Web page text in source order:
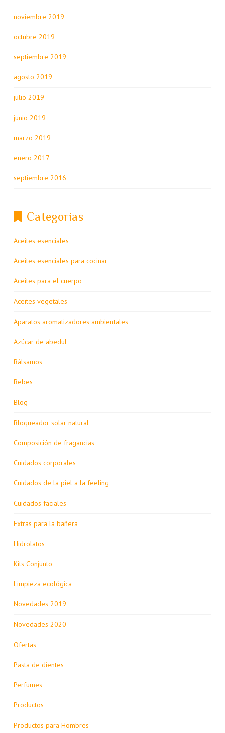
noviembre 2019
octubre 2019
septiembre 2019
agosto 2019
julio 2019
junio 2019
marzo 2019
enero 2017
septiembre 2016
Categorías
Aceites esenciales
Aceites esenciales para cocinar
Aceites para el cuerpo
Aceites vegetales
Aparatos aromatizadores ambientales
Azúcar de abedul
Bálsamos
Bebes
Blog
Bloqueador solar natural
Composición de fragancias
Cuidados corporales
Cuidados de la piel a la feeling
Cuidados faciales
Extras para la bañera
Hidrolatos
Kits Conjunto
Limpieza ecológica
Novedades 2019
Novedades 2020
Ofertas
Pasta de dientes
Perfumes
Productos
Productos para Hombres